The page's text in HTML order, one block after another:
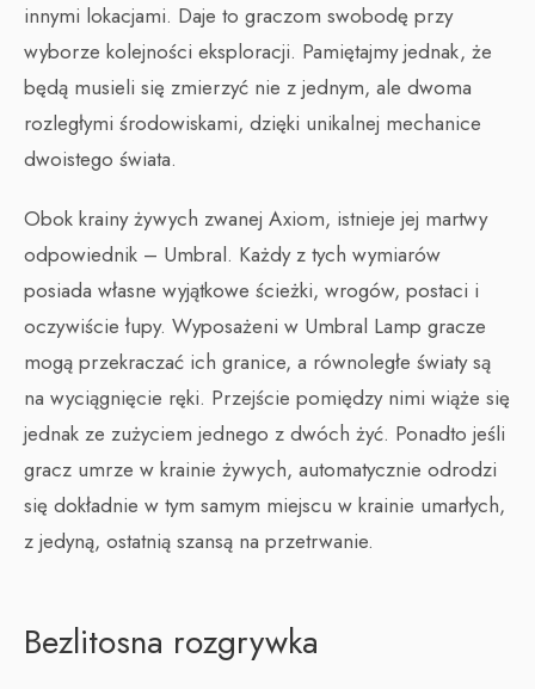
innymi lokacjami. Daje to graczom swobodę przy
wyborze kolejności eksploracji. Pamiętajmy jednak, że
będą musieli się zmierzyć nie z jednym, ale dwoma
rozległymi środowiskami, dzięki unikalnej mechanice
dwoistego świata.
Obok krainy żywych zwanej Axiom, istnieje jej martwy
odpowiednik – Umbral. Każdy z tych wymiarów
posiada własne wyjątkowe ścieżki, wrogów, postaci i
oczywiście łupy. Wyposażeni w Umbral Lamp gracze
mogą przekraczać ich granice, a równoległe światy są
na wyciągnięcie ręki. Przejście pomiędzy nimi wiąże się
jednak ze zużyciem jednego z dwóch żyć. Ponadto jeśli
gracz umrze w krainie żywych, automatycznie odrodzi
się dokładnie w tym samym miejscu w krainie umarłych,
z jedyną, ostatnią szansą na przetrwanie.
Bezlitosna rozgrywka